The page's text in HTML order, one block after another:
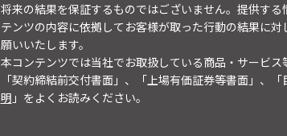
将来の結果を保証するものではございません。提供す
テンツの内容に依拠してお客様が取った行動の結果に
願いいたします。
本コンテンツでは当社でお取扱している商品・サービ
「契約締結前交付書面」、「上場有価証券等書面」、
明 」をよくお読みください。